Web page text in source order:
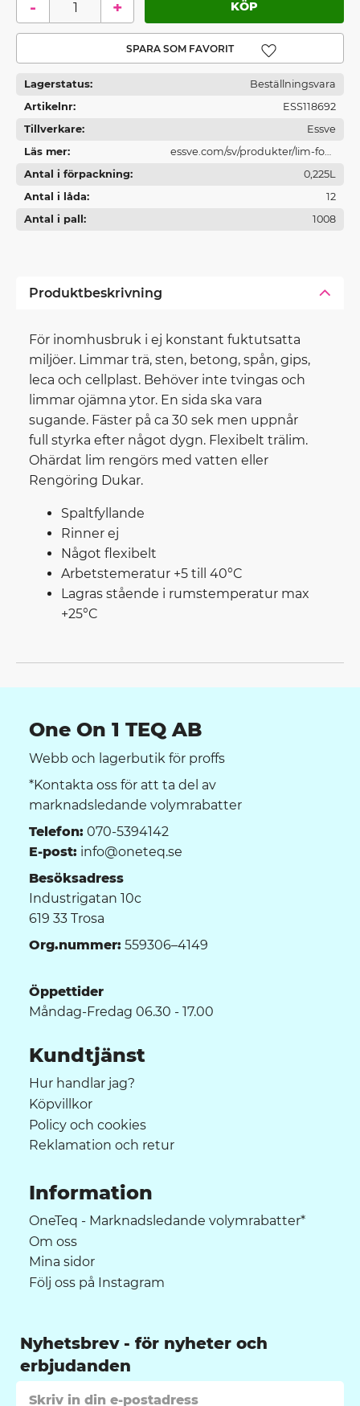
+
-
Lägg till i favoriter
Lagerstatus
Beställningsvara
Artikelnr
ESS118692
Tillverkare
Essve
Läs mer
essve.com/sv/produkter/lim-fog-
och-brandtatning/
Antal i förpackning
0,225L
Antal i låda
12
Antal i pall
1008
Produktbeskrivning
För inomhusbruk i ej konstant fuktutsatta
miljöer. Limmar trä, sten, betong, spån, gips,
leca och cellplast. Behöver inte tvingas och
limmar ojämna ytor. En sida ska vara
sugande. Fäster på ca 30 sek men uppnår
full styrka efter något dygn. Flexibelt trälim.
Ohärdat lim rengörs med vatten eller
Rengöring Dukar.
Spaltfyllande
Rinner ej
Något flexibelt
Arbetstemeratur +5 till 40°C
Lagras stående i rumstemperatur max
+25°C
One On 1 TEQ AB
Webb och lagerbutik för proffs
*Kontakta oss för att ta del av
marknadsledande volymrabatter
Telefon: 070-5394142
E-post: info@oneteq.se
Besöksadress
Industrigatan 10c
619 33 Trosa
Org.nummer: 559306–4149
Öppettider
Måndag-Fredag 06.30 - 17.00
Kundtjänst
Hur handlar jag?
Köpvillkor
Policy och cookies
Reklamation och retur
Information
OneTeq - Marknadsledande volymrabatter*
Om oss
Mina sidor
Följ oss på Instagram
Nyhetsbrev